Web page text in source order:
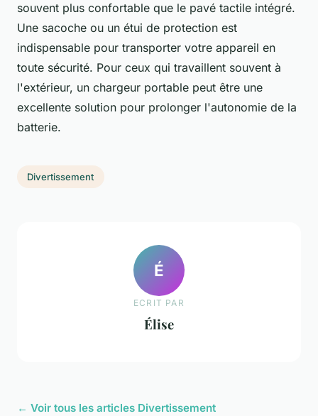
souvent plus confortable que le pavé tactile intégré.
Une sacoche ou un étui de protection est
indispensable pour transporter votre appareil en
toute sécurité. Pour ceux qui travaillent souvent à
l'extérieur, un chargeur portable peut être une
excellente solution pour prolonger l'autonomie de la
batterie.
Divertissement
É
ECRIT PAR
Élise
← Voir tous les articles Divertissement